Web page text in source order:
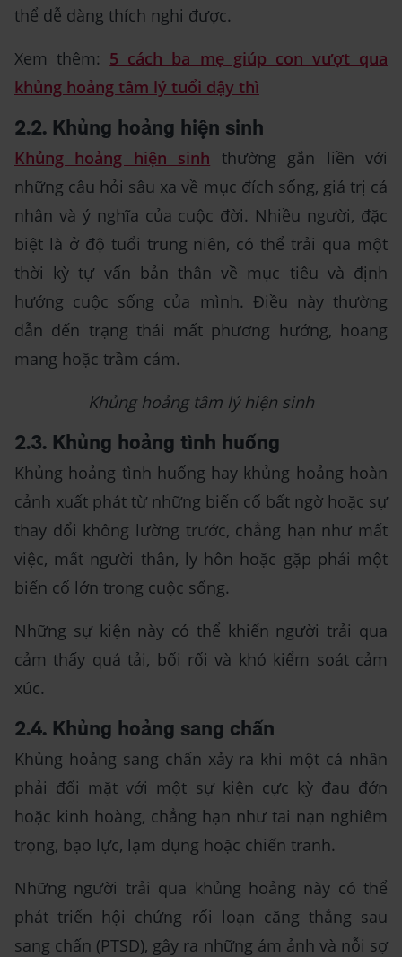
thể dễ dàng thích nghi được.
Xem thêm: 5 cách ba mẹ giúp con vượt qua
khủng hoảng tâm lý tuổi dậy thì
2.2. Khủng hoảng hiện sinh
Khủng hoảng hiện sinh thường gắn liền với
những câu hỏi sâu xa về mục đích sống, giá trị cá
nhân và ý nghĩa của cuộc đời. Nhiều người, đặc
biệt là ở độ tuổi trung niên, có thể trải qua một
thời kỳ tự vấn bản thân về mục tiêu và định
hướng cuộc sống của mình. Điều này thường
dẫn đến trạng thái mất phương hướng, hoang
mang hoặc trầm cảm.
Khủng hoảng tâm lý hiện sinh
2.3. Khủng hoảng tình huống
Khủng hoảng tình huống hay khủng hoảng hoàn
cảnh xuất phát từ những biến cố bất ngờ hoặc sự
thay đổi không lường trước, chẳng hạn như mất
việc, mất người thân, ly hôn hoặc gặp phải một
biến cố lớn trong cuộc sống.
Những sự kiện này có thể khiến người trải qua
cảm thấy quá tải, bối rối và khó kiểm soát cảm
xúc.
2.4. Khủng hoảng sang chấn
Khủng hoảng sang chấn xảy ra khi một cá nhân
phải đối mặt với một sự kiện cực kỳ đau đớn
hoặc kinh hoàng, chẳng hạn như tai nạn nghiêm
trọng, bạo lực, lạm dụng hoặc chiến tranh.
Những người trải qua khủng hoảng này có thể
phát triển hội chứng rối loạn căng thẳng sau
sang chấn (PTSD), gây ra những ám ảnh và nỗi sợ